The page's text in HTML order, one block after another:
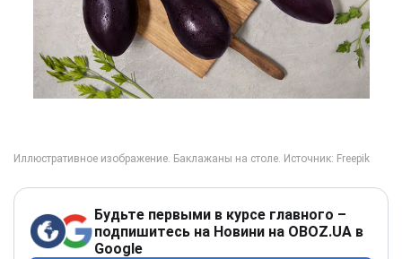
Будьте первыми в курсе главного –
подпишитесь на Новини на OBOZ.UA в
Google